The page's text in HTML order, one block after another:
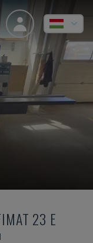
23 E